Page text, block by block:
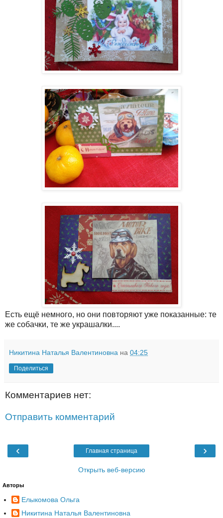
Есть ещё немного, но они повторяют уже показанные: те
же собачки, те же украшалки....
Никитина Наталья Валентиновна на 04:25
Поделиться
Комментариев нет:
Отправить комментарий
‹ ›
Главная страница
Открыть веб-версию
Авторы
Елыкомова Ольга
Никитина Наталья Валентиновна